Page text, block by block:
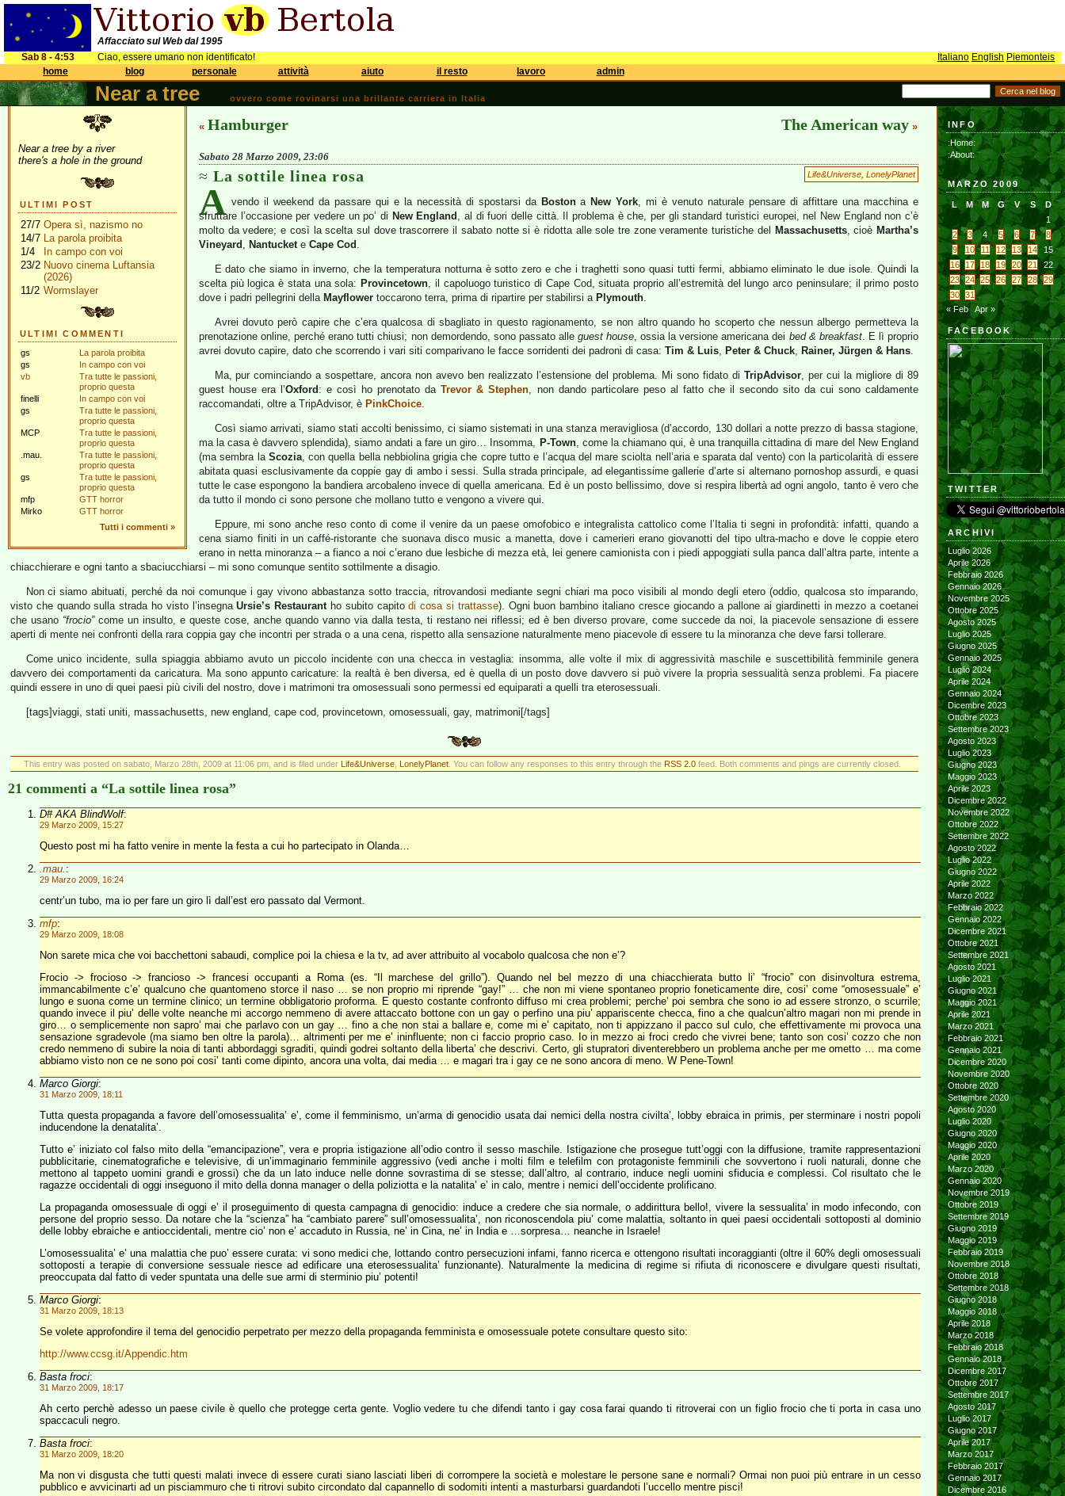
Affacciato sul Web dal 1995
Sab 8 - 4:53
Ciao, essere umano non identificato! Italiano English Piemonteis
home
blog personale attività aiuto il resto lavoro admin
Near a tree ovvero come rovinarsi una brillante carriera in Italia
Near a tree by a river
there's a hole in the ground
ULTIMI POST
27/7 Opera sì, nazismo no
14/7 La parola proibita
1/4
In campo con voi
23/2 Nuovo cinema Luftansia
(2026)
11/2 Wormslayer
ULTIMI COMMENTI
gs
La parola proibita
gs
In campo con voi
vb
Tra tutte le passioni,
proprio questa
finelli
In campo con voi
gs
Tra tutte le passioni,
proprio questa
MCP
Tra tutte le passioni,
proprio questa
.mau.
Tra tutte le passioni,
proprio questa
gs
Tra tutte le passioni,
proprio questa
mfp
GTT horror
Mirko
GTT horror
Tutti i commenti »
« Hamburger The American way »
Sabato 28 Marzo 2009, 23:06
Life&Universe LonelyPlanet
La sottile linea rosa
A vendo il weekend da passare qui e la necessità di spostarsi da Bostona New York, mi è venuto naturale pensare di affittare una macchina e
sfruttare l’occasione per vedere un po’ di New England , al di fuori delle città. Il problema è che, per gli standard turistici europei, nel New England non c’è
molto da vedere; e così la scelta sul dove trascorrere il sabato notte si è ridotta alle sole tre zone veramente turistiche del
Massachusetts, cioè Martha’s
Vineyard , Nantuckete Cape Cod .
E dato che siamo in inverno, che la temperatura notturna è sotto zero e che i traghetti sono quasi tutti fermi, abbiamo eliminato le due isole. Quindi la
scelta più logica è stata una sola: Provincetown, il capoluogo turistico di Cape Cod, situata proprio all’estremità del lungo arco peninsulare; il primo posto
dove i padri pellegrini della Mayflower toccarono terra, prima di ripartire per stabilirsi a Plymouth.
Avrei dovuto però capire che c’era qualcosa di sbagliato in questo ragionamento, se non altro quando ho scoperto che nessun albergo permetteva la
prenotazione online, perché erano tutti chiusi; non demordendo, sono passato alle guest house, ossia la versione americana dei bed & breakfast. E lì proprio
avrei dovuto capire, dato che scorrendo i vari siti comparivano le facce sorridenti dei padroni di casa: Tim & Luis, Peter & Chuck, Rainer, Jürgen & Hans.
Ma, pur cominciando a sospettare, ancora non avevo ben realizzato l’estensione del problema. Mi sono fidato diTripAdvisor, per cui la migliore di 89
guest house era l’Oxford : e così ho prenotato daTrevor & Stephen, non dando particolare peso al fatto che il secondo sito da cui sono caldamente
raccomandati, oltre a TripAdvisor, è PinkChoice.
Così siamo arrivati, siamo stati accolti benissimo, ci siamo sistemati in una stanza meravigliosa (d’accordo, 130 dollari a notte prezzo di bassa stagione,
ma la casa è davvero splendida), siamo andati a fare un giro… Insomma, P-Town, come la chiamano qui, è una tranquilla cittadina di mare del New England
(ma sembra la Scozia, con quella bella nebbiolina grigia che copre tutto e l’acqua del mare sciolta nell’aria e sparata dal vento) con la particolarità di essere
abitata quasi esclusivamente da coppie gay di ambo i sessi. Sulla strada principale, ad elegantissime gallerie d’arte si alternano pornoshop assurdi, e quasi
tutte le case espongono la bandiera arcobaleno invece di quella americana. Ed è un posto bellissimo, dove si respira libertà ad ogni angolo, tanto è vero che
da tutto il mondo ci sono persone che mollano tutto e vengono a vivere qui.
Eppure, mi sono anche reso conto di come il venire da un paese omofobico e integralista cattolico come l’Italia ti segni in profondità: infatti, quando a
cena siamo finiti in un caffé-ristorante che suonava disco music a manetta, dove i camerieri erano giovanotti del tipo ultra-macho e dove le coppie etero
erano in netta minoranza – a fianco a noi c’erano due lesbiche di mezza età, lei genere camionista con i piedi appoggiati sulla panca dall’altra parte, intente a
chiacchierare e ogni tanto a sbaciucchiarsi – mi sono comunque sentito sottilmente a disagio.
Non ci siamo abituati, perché da noi comunque i gay vivono abbastanza sotto traccia, ritrovandosi mediante segni chiari ma poco visibili al mondo degli etero (oddio, qualcosa sto imparando,
visto che quando sulla strada ho visto l’insegnaUrsie’s Restaurantho subito capitodi cosa si trattasse). Ogni buon bambino italiano cresce giocando a pallone ai giardinetti in mezzo a coetanei
che usano “frocio”come un insulto, e queste cose, anche quando vanno via dalla testa, ti restano nei riflessi; ed è ben diverso provare, come succede da noi, la piacevole sensazione di essere
aperti di mente nei confronti della rara coppia gay che incontri per strada o a una cena, rispetto alla sensazione naturalmente meno piacevole di essere tu la minoranza che deve farsi tollerare.
Come unico incidente, sulla spiaggia abbiamo avuto un piccolo incidente con una checca in vestaglia: insomma, alle volte il mix di aggressività maschile e suscettibilità femminile genera
davvero dei comportamenti da caricatura. Ma sono appunto caricature: la realtà è ben diversa, ed è quella di un posto dove davvero si può vivere la propria sessualità senza problemi. Fa piacere
quindi essere in uno di quei paesi più civili del nostro, dove i matrimoni tra omosessuali sono permessi ed equiparati a quelli tra eterosessuali.
[tags]viaggi, stati uniti, massachusetts, new england, cape cod, provincetown, omosessuali, gay, matrimoni[/tags]
This entry was posted on sabato, Marzo 28th, 2009 at 11:06 pm, and is filed under Life&Universe, LonelyPlanet. You can follow any responses to this entry through the RSS 2.0feed. Both comments and pings are currently closed.
21 commenti a “La sottile linea rosa”
D# AKA BlindWolf:
29 Marzo 2009, 15:27
Questo post mi ha fatto venire in mente la festa a cui ho partecipato in Olanda…
.mau. :
29 Marzo 2009, 16:24
centr’un tubo, ma io per fare un giro lì dall’est ero passato dal Vermont.
mfp:
29 Marzo 2009, 18:08
Non sarete mica che voi bacchettoni sabaudi, complice poi la chiesa e la tv, ad aver attribuito al vocabolo qualcosa che non e’?
Frocio -> frocioso -> francioso -> francesi occupanti a Roma (es. “Il marchese del grillo”). Quando nel bel mezzo di una chiacchierata butto li’ “frocio” con disinvoltura estrema,
immancabilmente c’e’ qualcuno che quantomeno storce il naso … se non proprio mi riprende “gay!” … che non mi viene spontaneo proprio foneticamente dire, cosi’ come “omosessuale” e’
lungo e suona come un termine clinico; un termine obbligatorio proforma. E questo costante confronto diffuso mi crea problemi; perche’ poi sembra che sono io ad essere stronzo, o scurrile;
quando invece il piu’ delle volte neanche mi accorgo nemmeno di avere attaccato bottone con un gay o perfino una piu’ appariscente checca, fino a che qualcun’altro magari non mi prende in
giro… o semplicemente non sapro’ mai che parlavo con un gay … fino a che non stai a ballare e, come mi e’ capitato, non ti appizzano il pacco sul culo, che effettivamente mi provoca una
sensazione sgradevole (ma siamo ben oltre la parola)… altrimenti per me e’ ininfluente; non ci faccio proprio caso. Io in mezzo ai froci credo che vivrei bene; tanto son cosi’ cozzo che non
credo nemmeno di subire la noia di tanti abbordaggi sgraditi, quindi godrei soltanto della liberta’ che descrivi. Certo, gli stupratori diventerebbero un problema anche per me ometto … ma come
abbiamo visto non ce ne sono poi cosi’ tanti come dipinto, ancora una volta, dai media … e magari tra i gay ce ne sono ancora di meno. W Pene-Town!
Marco Giorgi:
31 Marzo 2009, 18:11
Tutta questa propaganda a favore dell’omosessualita’ e’, come il femminismo, un’arma di genocidio usata dai nemici della nostra civilta’, lobby ebraica in primis, per sterminare i nostri popoli
inducendone la denatalita’.
Tutto e’ iniziato col falso mito della “emancipazione”, vera e propria istigazione all’odio contro il sesso maschile. Istigazione che prosegue tutt’oggi con la diffusione, tramite rappresentazioni
pubblicitarie, cinematografiche e televisive, di un’immaginario femminile aggressivo (vedi anche i molti film e telefilm con protagoniste femminili che sovvertono i ruoli naturali, donne che
mettono al tappeto uomini grandi e grossi) che da un lato induce nelle donne sovrastima di se stesse; dall’altro, al contrario, induce negli uomini sfiducia e complessi. Col risultato che le
ragazze occidentali di oggi inseguono il mito della donna manager o della poliziotta e la natalita’ e’ in calo, mentre i nemici dell’occidente prolificano.
La propaganda omosessuale di oggi e’ il proseguimento di questa campagna di genocidio: induce a credere che sia normale, o addirittura bello!, vivere la sessualita’ in modo infecondo, con
persone del proprio sesso. Da notare che la “scienza” ha “cambiato parere” sull’omosessualita’, non riconoscendola piu’ come malattia, soltanto in quei paesi occidentali sottoposti al dominio
delle lobby ebraiche e antioccidentali, mentre cio’ non e’ accaduto in Russia, ne’ in Cina, ne’ in India e …sorpresa… neanche in Israele!
L’omosessualita’ e’ una malattia che puo’ essere curata: vi sono medici che, lottando contro persecuzioni infami, fanno ricerca e ottengono risultati incoraggianti (oltre il 60% degli omosessuali
sottoposti a terapie di conversione sessuale riesce ad edificare una eterosessualita’ funzionante). Naturalmente la medicina di regime si rifiuta di riconoscere e divulgare questi risultati,
preoccupata dal fatto di veder spuntata una delle sue armi di sterminio piu’ potenti!
Marco Giorgi:
31 Marzo 2009, 18:13
Se volete approfondire il tema del genocidio perpetrato per mezzo della propaganda femminista e omosessuale potete consultare questo sito:
http://www.ccsg.it/Appendic.htm
Basta froci:
31 Marzo 2009, 18:17
Ah certo perchè adesso un paese civile è quello che protegge certa gente. Voglio vedere tu che difendi tanto i gay cosa farai quando ti ritroverai con un figlio frocio che ti porta in casa uno
spaccaculi negro.
Basta froci:
31 Marzo 2009, 18:20
Ma non vi disgusta che tutti questi malati invece di essere curati siano lasciati liberi di corrompere la società e molestare le persone sane e normali? Ormai non puoi più entrare in un cesso
pubblico e avvicinarti ad un pisciammuro che ti ritrovi subito circondato dal capannello di sodomiti intenti a masturbarsi guardandoti l’uccello mentre pisci!
INFO
:Home:
:About:
MARZO 2009
L M M G V S
D
1
2
3 4 5 6 7
8
9
10 11 12 13 14
15
16
17 18 19 20 21
22
23
24 25 26 27 28
29
30
31
« Feb
Apr »
FACEBOOK
TWITTER
ARCHIVI
Luglio 2026
Aprile 2026
Febbraio 2026
Gennaio 2026
Novembre 2025
Ottobre 2025
Agosto 2025
Luglio 2025
Giugno 2025
Gennaio 2025
Luglio 2024
Aprile 2024
Gennaio 2024
Dicembre 2023
Ottobre 2023
Settembre 2023
Agosto 2023
Luglio 2023
Giugno 2023
Maggio 2023
Aprile 2023
Dicembre 2022
Novembre 2022
Ottobre 2022
Settembre 2022
Agosto 2022
Luglio 2022
Giugno 2022
Aprile 2022
Marzo 2022
Febbraio 2022
Gennaio 2022
Dicembre 2021
Ottobre 2021
Settembre 2021
Agosto 2021
Luglio 2021
Giugno 2021
Maggio 2021
Aprile 2021
Marzo 2021
Febbraio 2021
Gennaio 2021
Dicembre 2020
Novembre 2020
Ottobre 2020
Settembre 2020
Agosto 2020
Luglio 2020
Giugno 2020
Maggio 2020
Aprile 2020
Marzo 2020
Gennaio 2020
Novembre 2019
Ottobre 2019
Settembre 2019
Giugno 2019
Maggio 2019
Febbraio 2019
Novembre 2018
Ottobre 2018
Settembre 2018
Giugno 2018
Maggio 2018
Aprile 2018
Marzo 2018
Febbraio 2018
Gennaio 2018
Dicembre 2017
Ottobre 2017
Settembre 2017
Agosto 2017
Luglio 2017
Giugno 2017
Aprile 2017
Marzo 2017
Febbraio 2017
Gennaio 2017
Dicembre 2016